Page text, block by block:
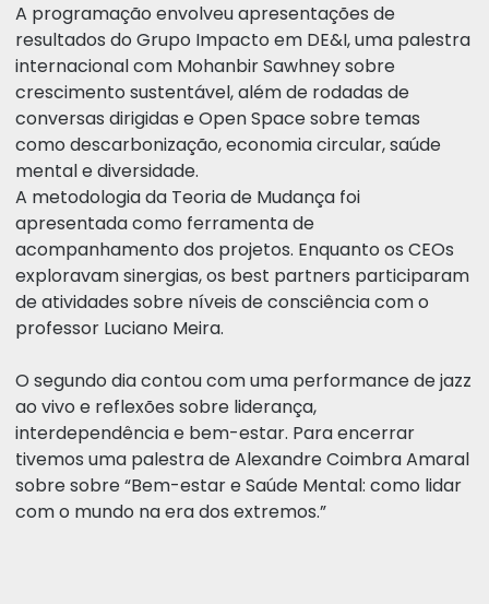
A programação envolveu apresentações de
resultados do Grupo Impacto em DE&I, uma palestra
internacional com Mohanbir Sawhney sobre
crescimento sustentável, além de rodadas de
conversas dirigidas e Open Space sobre temas
como descarbonização, economia circular, saúde
mental e diversidade.
A metodologia da Teoria de Mudança foi
apresentada como ferramenta de
acompanhamento dos projetos. Enquanto os CEOs
exploravam sinergias, os best partners participaram
de atividades sobre níveis de consciência com o
professor Luciano Meira.
O segundo dia contou com uma performance de jazz
ao vivo e reflexões sobre liderança,
interdependência e bem-estar. Para encerrar
tivemos uma palestra de Alexandre Coimbra Amaral
sobre sobre “Bem-estar e Saúde Mental: como lidar
com o mundo na era dos extremos.”